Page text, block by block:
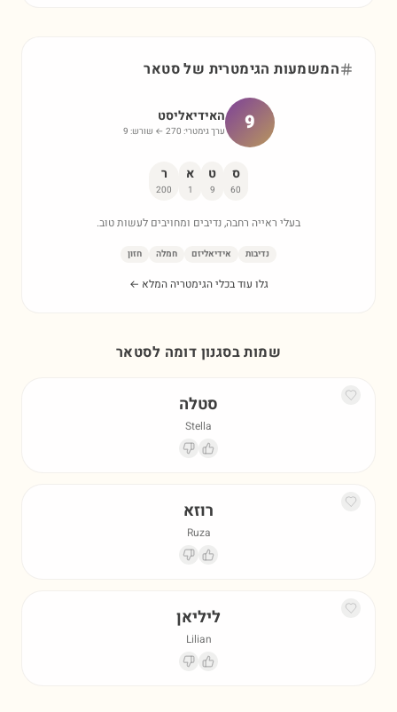
המשמעות הגימטרית שלסטאר
9 האידיאליסט
ערך גימטרי: 270 ← שורש: 9
ס
60
ט
9
א
1
ר
200
בעלי ראייה רחבה, נדיבים ומחויבים לעשות טוב.
נדיבות אידיאליזם חמלה חזון
גלו עוד בכלי הגימטריה המלא ←
שמות בסגנון דומה לסטאר
סטלה
Stella
רוזא
Ruza
ליליאן
Lilian